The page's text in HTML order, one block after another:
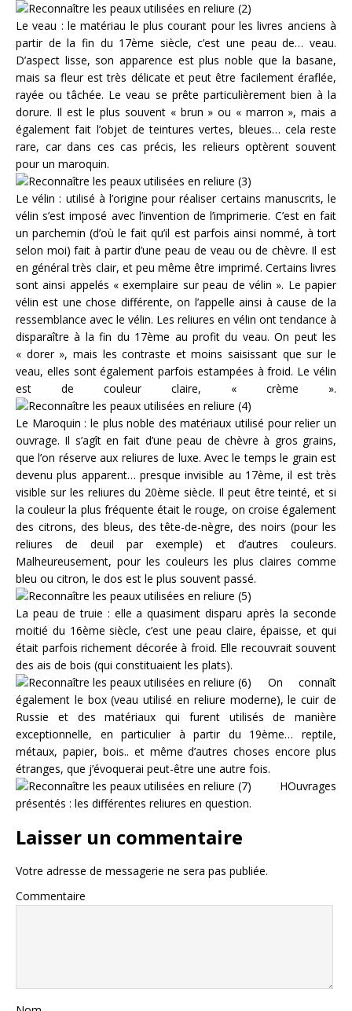
Le veau : le matériau le plus courant pour les livres anciens à
partir de la fin du 17ème siècle, c’est une peau de… veau.
D’aspect lisse, son apparence est plus noble que la basane,
mais sa fleur est très délicate et peut être facilement éraflée,
rayée ou tâchée. Le veau se prête particulièrement bien à la
dorure. Il est le plus souvent « brun » ou « marron », mais a
également fait l’objet de teintures vertes, bleues… cela reste
rare, car dans ces cas précis, les relieurs optèrent souvent
pour un maroquin.
Le vélin : utilisé à l’origine pour réaliser certains manuscrits, le
vélin s’est imposé avec l’invention de l’imprimerie. C’est en fait
un parchemin (d’où le fait qu’il est parfois ainsi nommé, à tort
selon moi) fait à partir d’une peau de veau ou de chèvre. Il est
en général très clair, et peu même être imprimé. Certains livres
sont ainsi appelés « exemplaire sur peau de vélin ». Le papier
vélin est une chose différente, on l’appelle ainsi à cause de la
ressemblance avec le vélin. Les reliures en vélin ont tendance à
disparaître à la fin du 17ème au profit du veau. On peut les
« dorer », mais les contraste et moins saisissant que sur le
veau, elles sont également parfois estampées à froid. Le vélin
est de couleur claire, « crème ».
Le Maroquin : le plus noble des matériaux utilisé pour relier un
ouvrage. Il s’agît en fait d’une peau de chèvre à gros grains,
que l’on réserve aux reliures de luxe. Avec le temps le grain est
devenu plus apparent… presque invisible au 17ème, il est très
visible sur les reliures du 20ème siècle. Il peut être teinté, et si
la couleur la plus fréquente était le rouge, on croise également
des citrons, des bleus, des tête-de-nègre, des noirs (pour les
reliures de deuil par exemple) et d’autres couleurs.
Malheureusement, pour les couleurs les plus claires comme
bleu ou citron, le dos est le plus souvent passé.
La peau de truie : elle a quasiment disparu après la seconde
moitié du 16ème siècle, c’est une peau claire, épaisse, et qui
était parfois richement décorée à froid. Elle recouvrait souvent
des ais de bois (qui constituaient les plats).
On connaît
également le box (veau utilisé en reliure moderne), le cuir de
Russie et des matériaux qui furent utilisés de manière
exceptionnelle, en particulier à partir du 19ème… reptile,
métaux, papier, bois.. et même d’autres choses encore plus
étranges, que j’évoquerai peut-être une autre fois.
HOuvrages
présentés : les différentes reliures en question.
Laisser un commentaire
Votre adresse de messagerie ne sera pas publiée.
Commentaire